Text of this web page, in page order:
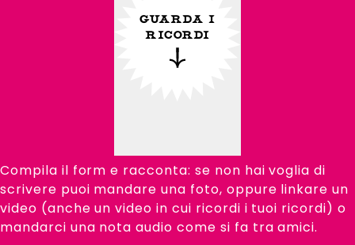
Compila il form e racconta: se non hai voglia di
scrivere puoi mandare una foto, oppure linkare un
video (anche un video in cui ricordi i tuoi ricordi) o
mandarci una nota audio come si fa tra amici.
GUARDA I
RICORDI